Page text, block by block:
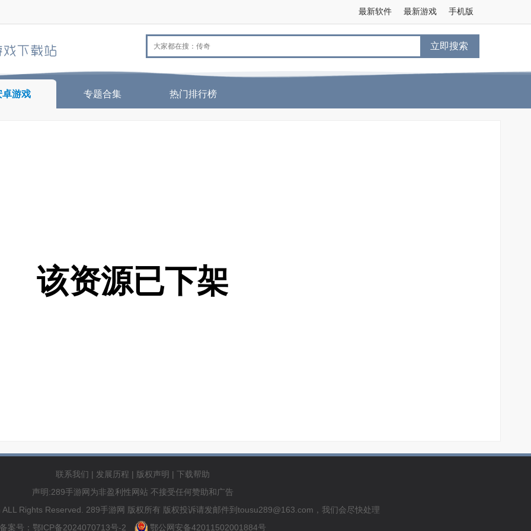
手机版
最新游戏
最新软件
立即搜索
卓游戏 专题合集 热门排行榜
该资源已下架
联系我们 | 发展历程 | 版权声明 | 下载帮助
声明:289手游网为非盈利性网站 不接受任何赞助和广告
Rights Reserved. 289手游网 版权所有 版权投诉请发邮件到tousu289@163.com，我们会尽快处理
备案号：鄂ICP备2024070713号-2
鄂公网安备42011502001884号